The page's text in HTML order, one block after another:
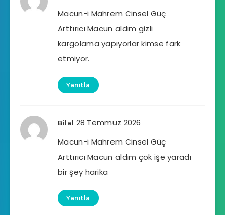
Macun-i Mahrem Cinsel Güç
Arttırıcı Macun aldım gizli
kargolama yapıyorlar kimse fark
etmiyor.
Yanıtla
Bilal 28 Temmuz 2026
Macun-i Mahrem Cinsel Güç
Arttırıcı Macun aldım çok işe yaradı
bir şey harika
Yanıtla